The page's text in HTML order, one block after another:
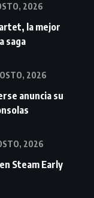
2026
la mejor
saga
2026
anuncia su
2026
Steam Early